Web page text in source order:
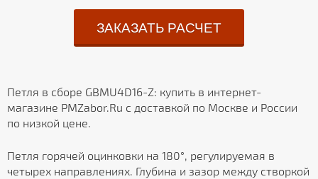
ЗАКАЗАТЬ РАСЧЕТ
Петля в сборе GBMU4D16-Z: купить в интернет-
магазине PMZabor.Ru с доставкой по Москве и России
по низкой цене.
Петля горячей оцинковки на 180°, регулируемая в
четырех направлениях. Глубина и зазор между створкой